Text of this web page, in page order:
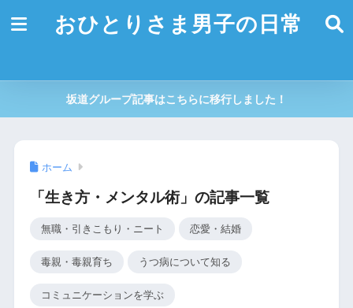
おひとりさま男子の日常
坂道グループ記事はこちらに移行しました！
ホーム
「生き方・メンタル術」の記事一覧
無職・引きこもり・ニート 恋愛・結婚
毒親・毒親育ち うつ病について知る
コミュニケーションを学ぶ